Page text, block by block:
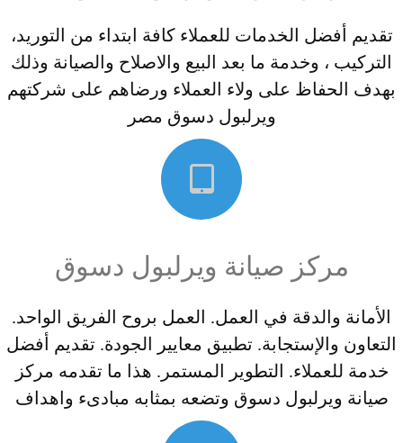
تقديم أفضل الخدمات للعملاء كافة ابتداء من التوريد،
التركيب ، وخدمة ما بعد البيع والاصلاح والصيانة وذلك
بهدف الحفاظ على ولاء العملاء ورضاهم على شركتهم
ويرلبول دسوق مصر
مركز صيانة ويرلبول دسوق
الأمانة والدقة في العمل. العمل بروح الفريق الواحد.
التعاون والإستجابة. تطبيق معايير الجودة. تقديم أفضل
خدمة للعملاء. التطوير المستمر. هذا ما تقدمه مركز
صيانة ويرلبول دسوق وتضعه بمثابه مبادىء واهداف